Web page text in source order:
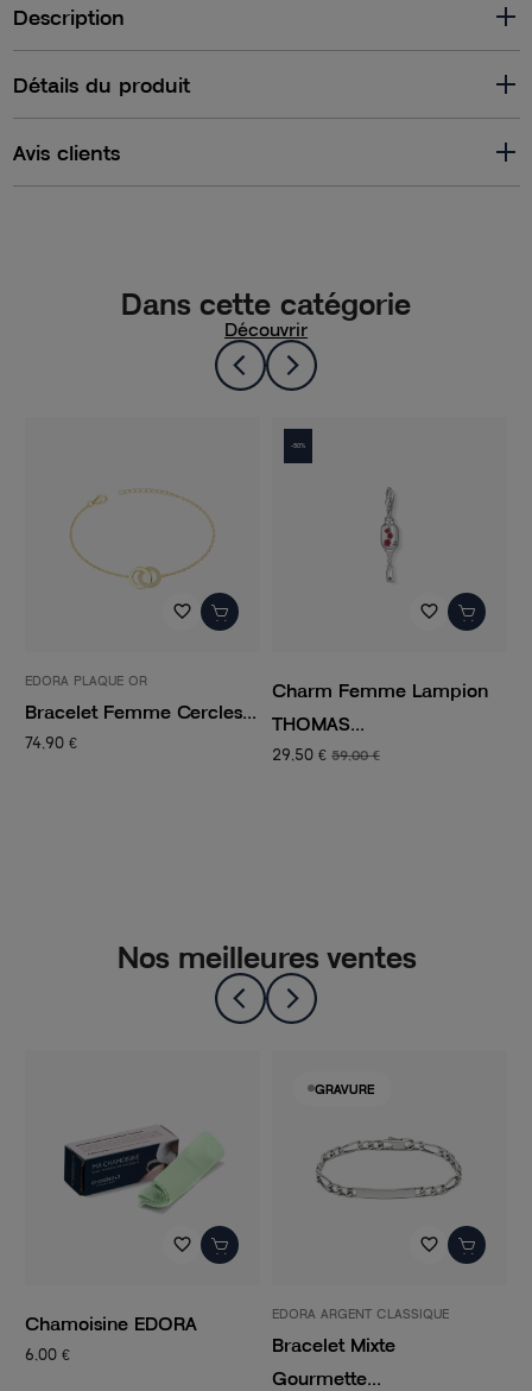
Description
Détails du produit
Avis clients
Dans cette catégorie
Découvrir
favorite_border
EDORA PLAQUE OR
Bracelet Femme Cercles...
74,90 €
favorite_border
Charm Femme Lampion
THOMAS...
29,50 € 59,00 €
-50%
Nos meilleures ventes
favorite_border
Chamoisine EDORA
6,00 €
GRAVURE
favorite_border
EDORA ARGENT CLASSIQUE
Bracelet Mixte
Gourmette...